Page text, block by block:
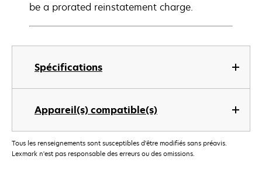
Spécifications
Appareil(s) compatible(s)
be a prorated reinstatement charge.
Tous les renseignements sont susceptibles d'être modifiés sans préavis.
Lexmark n'est pas responsable des erreurs ou des omissions.